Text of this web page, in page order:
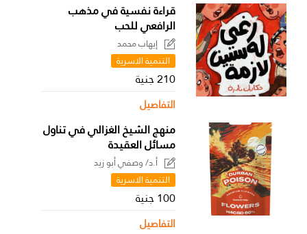
قراءة نفسية في مذهب
الرافعي للحب
إيهاب محمد
التنمية الاسرية
210 جنية
التفاصيل
منهج الشيخ الغزالي في تناول
مسائل العقيدة
أ.د/ وصفي أبو زيد
التنمية الاسرية
100 جنية
التفاصيل